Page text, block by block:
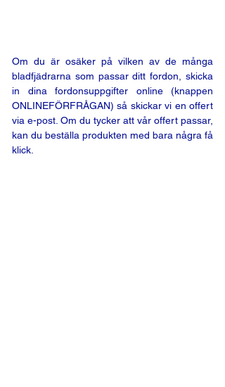
Om du är osäker på vilken av de många
bladfjädrarna som passar ditt fordon, skicka
in dina fordonsuppgifter online (knappen
ONLINEFÖRFRÅGAN) så skickar vi en offert
via e-post. Om du tycker att vår offert passar,
kan du beställa produkten med bara några få
klick.